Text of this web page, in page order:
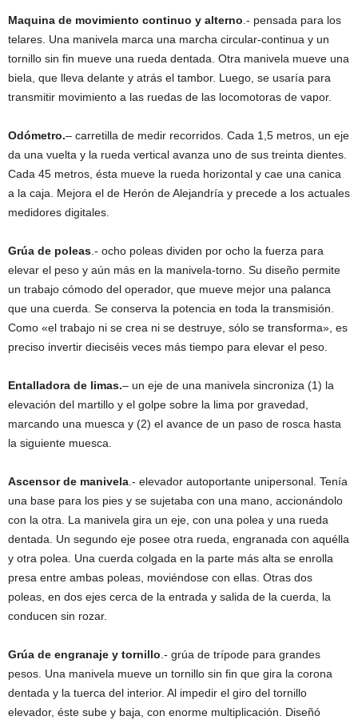
Maquina de movimiento continuo y alterno.- pensada para los
telares. Una manivela marca una marcha circular-continua y un
tornillo sin fin mueve una rueda dentada. Otra manivela mueve una
biela, que lleva delante y atrás el tambor. Luego, se usaría para
transmitir movimiento a las ruedas de las locomotoras de vapor.
Odómetro.– carretilla de medir recorridos. Cada 1,5 metros, un eje
da una vuelta y la rueda vertical avanza uno de sus treinta dientes.
Cada 45 metros, ésta mueve la rueda horizontal y cae una canica
a la caja. Mejora el de Herón de Alejandría y precede a los actuales
medidores digitales.
Grúa de poleas.- ocho poleas dividen por ocho la fuerza para
elevar el peso y aún más en la manivela-torno. Su diseño permite
un trabajo cómodo del operador, que mueve mejor una palanca
que una cuerda. Se conserva la potencia en toda la transmisión.
Como «el trabajo ni se crea ni se destruye, sólo se transforma», es
preciso invertir dieciséis veces más tiempo para elevar el peso.
Entalladora de limas.– un eje de una manivela sincroniza (1) la
elevación del martillo y el golpe sobre la lima por gravedad,
marcando una muesca y (2) el avance de un paso de rosca hasta
la siguiente muesca.
Ascensor de manivela.- elevador autoportante unipersonal. Tenía
una base para los pies y se sujetaba con una mano, accionándolo
con la otra. La manivela gira un eje, con una polea y una rueda
dentada. Un segundo eje posee otra rueda, engranada con aquélla
y otra polea. Una cuerda colgada en la parte más alta se enrolla
presa entre ambas poleas, moviéndose con ellas. Otras dos
poleas, en dos ejes cerca de la entrada y salida de la cuerda, la
conducen sin rozar.
Grúa de engranaje y tornillo.- grúa de trípode para grandes
pesos. Una manivela mueve un tornillo sin fin que gira la corona
dentada y la tuerca del interior. Al impedir el giro del tornillo
elevador, éste sube y baja, con enorme multiplicación. Diseñó